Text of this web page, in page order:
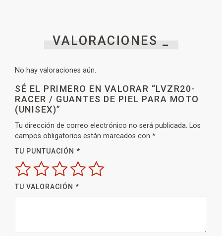
VALORACIONES _
No hay valoraciones aún.
SÉ EL PRIMERO EN VALORAR “LVZR20-
RACER / GUANTES DE PIEL PARA MOTO
(UNISEX)”
Tu dirección de correo electrónico no será publicada. Los
campos obligatorios están marcados con *
TU PUNTUACIÓN *
TU VALORACIÓN *